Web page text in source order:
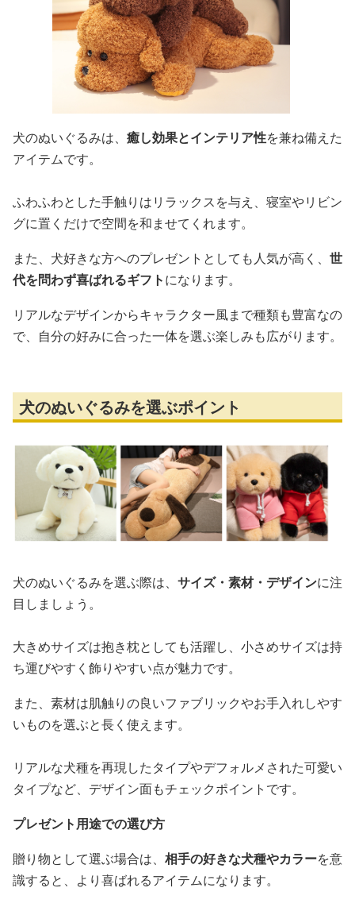
犬のぬいぐるみは、 癒し効果とインテリア性を兼ね備えた
アイテムです。
ふわふわとした手触りはリラックスを与え、寝室やリビン
グに置くだけで空間を和ませてくれます。
また、犬好きな方へのプレゼントとしても人気が高く、 世
代を問わず喜ばれるギフトになります。
リアルなデザインからキャラクター風まで種類も豊富なの
で、自分の好みに合った一体を選ぶ楽しみも広がります。
犬のぬいぐるみを選ぶポイント
犬のぬいぐるみを選ぶ際は、 サイズ・素材・デザインに注
目しましょう。
大きめサイズは抱き枕としても活躍し、小さめサイズは持
ち運びやすく飾りやすい点が魅力です。
また、素材は肌触りの良いファブリックやお手入れしやす
いものを選ぶと長く使えます。
リアルな犬種を再現したタイプやデフォルメされた可愛い
タイプなど、デザイン面もチェックポイントです。
プレゼント用途での選び方
贈り物として選ぶ場合は、 相手の好きな犬種やカラーを意
識すると、より喜ばれるアイテムになります。